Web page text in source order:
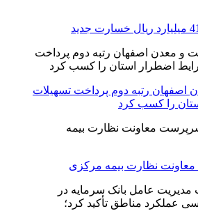
اصفهان رتبه دوم پرداخت تسهیلات
را کسب کرد
نظارت بیمه مرکزی